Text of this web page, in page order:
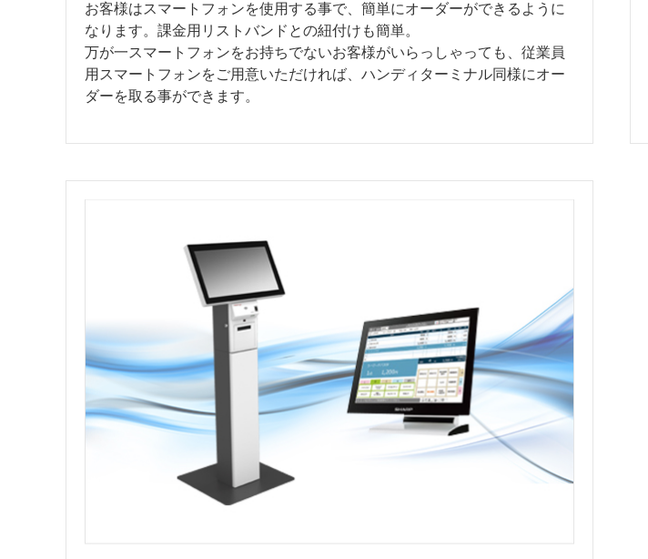
お客様はスマートフォンを使用する事で、簡単にオーダーができるように
なります。課金用リストバンドとの紐付けも簡単。
万が一スマートフォンをお持ちでないお客様がいらっしゃっても、従業員
用スマートフォンをご用意いただければ、ハンディターミナル同様にオー
ダーを取る事ができます。